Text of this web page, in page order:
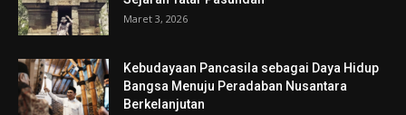
Maret 3, 2026
Kebudayaan Pancasila sebagai Daya Hidup
Bangsa Menuju Peradaban Nusantara
Berkelanjutan